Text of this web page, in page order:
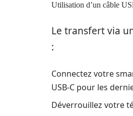
Utilisation d’un câble
Le transfert via
:
Connectez votre
USB-C pour les
Déverrouillez votre